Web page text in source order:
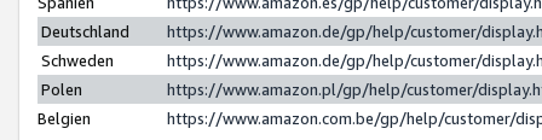
Deutschland
https://www.amazon.de/gp/help/customer/
Schweden
https://www.amazon.de/gp/help/customer/
Polen
https://www.amazon.pl/gp/help/customer/
Belgien
https://www.amazon.com.be/gp/help/customer/